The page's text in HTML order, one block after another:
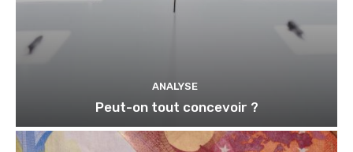
ANALYSE
Peut-on tout concevoir ?